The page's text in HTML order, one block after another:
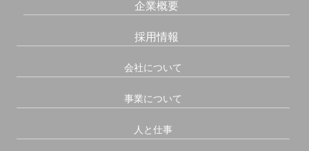
企業概要
採用情報
会社について
事業について
人と仕事